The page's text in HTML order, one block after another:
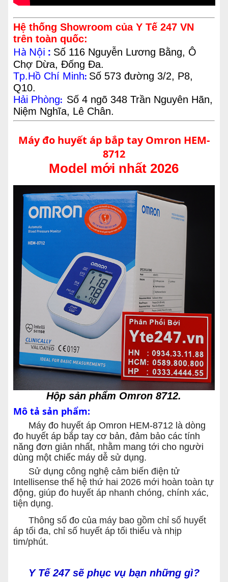
Hệ thống Showroom của Y Tế 247 VN
trên toàn quốc:
Hà Nội : Số 116 Nguyễn Lương Bằng, Ô
Chợ Dừa, Đống Đa.
Tp.Hồ Chí Minh: Số 573 đường 3/2, P8,
Q10.
Hải Phòng: Số 4 ngõ 348 Trần Nguyên Hãn,
Niệm Nghĩa, Lê Chân.
Máy đo huyết áp bắp tay Omron HEM-
8712
Model mới nhất 2026
Hộp sản phẩm Omron 8712.
Mô tả sản phẩm:
Máy đo huyết áp Omron HEM-8712 là dòng
đo huyết áp bắp tay cơ bản, đảm bảo các tính
năng đơn giản nhất, nhằm mang tới cho người
dùng một chiếc máy dễ sử dụng.
Sử dụng công nghệ cảm biến điện tử
Intellisense thế hệ thứ hai 2026 mới hoàn toàn tự
động, giúp đo huyết áp nhanh chóng, chính xác,
tiện dụng.
Thông số đo của máy bao gồm chỉ số huyết
áp tối đa, chỉ số huyết áp tối thiểu và nhịp
tim/phút.
Y Tế 247 sẽ phục vụ bạn những gì?